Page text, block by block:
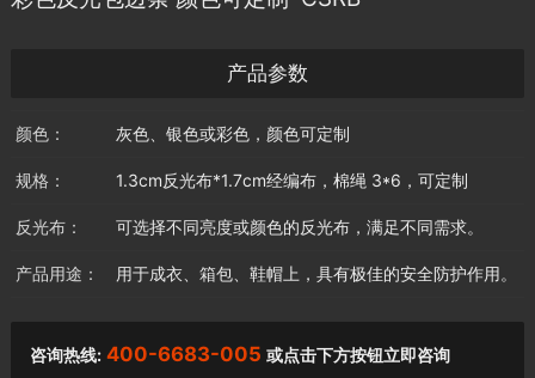
产品参数
颜色： 灰色、银色或彩色，颜色可定制
规格： 1.3cm反光布*1.7cm经编布，棉绳 3*6，可定制
反光布： 可选择不同亮度或颜色的反光布，满足不同需求。
产品用途： 用于成衣、箱包、鞋帽上，具有极佳的安全防护作用。
咨询热线: 400-6683-005 或点击下方按钮立即咨询